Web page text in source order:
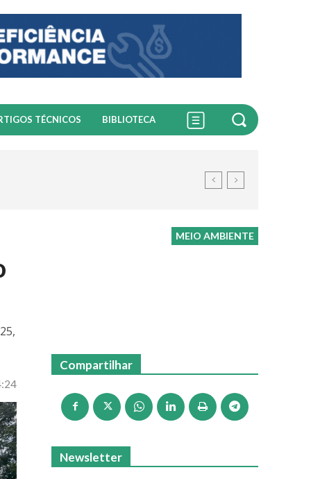
TÉCNICOS BIBLIOTECA
MEIO AMBIENTE
Compartilhar
Newsletter